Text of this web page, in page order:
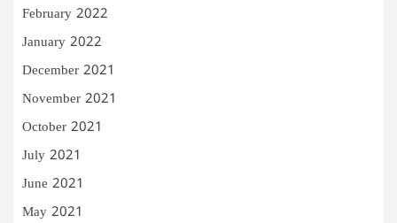
February 2022
January 2022
December 2021
November 2021
October 2021
July 2021
June 2021
May 2021